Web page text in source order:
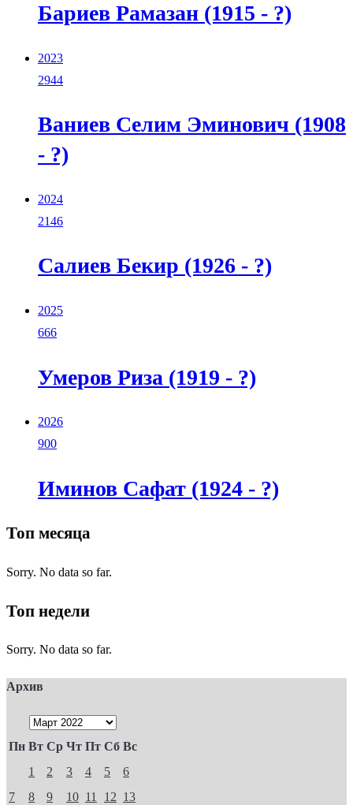
Бариев Рамазан (1915 - ?)
2023
2944
Ваниев Селим Эминович (1908
- ?)
2024
2146
Салиев Бекир (1926 - ?)
2025
666
Умеров Риза (1919 - ?)
2026
900
Иминов Сафат (1924 - ?)
Топ месяца
Sorry. No data so far.
Топ недели
Sorry. No data so far.
Архив
Пн Вт Ср Чт Пт Сб Вс
1 2 3 4 5
6
7
8 9 10 11 12 13